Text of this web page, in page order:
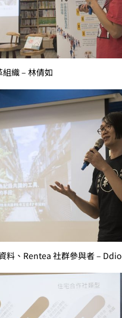
織 – 林倩如
料、Rentea 社群參與者 – Ddio